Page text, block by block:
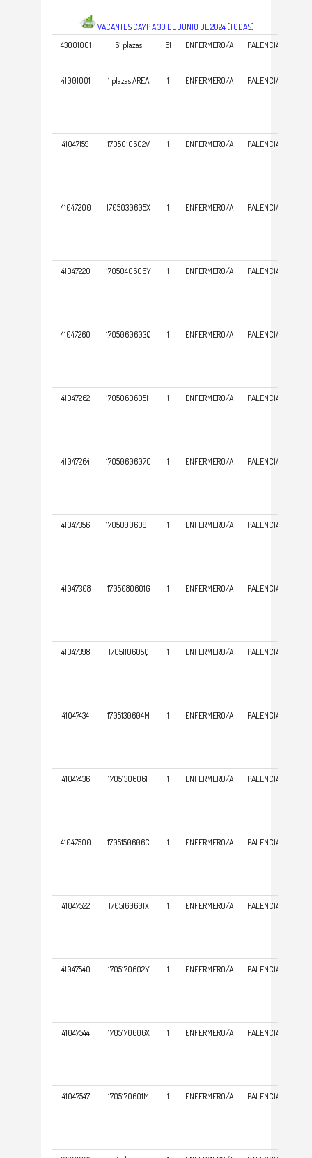
VACANTES CAYP A 30 DE JUNIO DE 2024 (TODAS)
43001001
61 plazas 61 ENFERMERO/A PALENCIA
41001001 1 plazas AREA 1 ENFERMERO/A PALENCIA
41047159 1705010602V 1 ENFERMERO/A PALENCIA
41047200 1705030605X 1 ENFERMERO/A PALENCIA
41047220 1705040606Y 1 ENFERMERO/A PALENCIA
41047260 1705060603Q 1 ENFERMERO/A PALENCIA
41047262 1705060605H 1 ENFERMERO/A PALENCIA
41047264 1705060607C 1 ENFERMERO/A PALENCIA
41047356 1705090609F 1 ENFERMERO/A PALENCIA
41047308 1705080601G 1 ENFERMERO/A PALENCIA
41047398 1705110605Q 1 ENFERMERO/A PALENCIA
41047434 1705130604M 1 ENFERMERO/A PALENCIA
41047436 1705130606F 1 ENFERMERO/A PALENCIA
41047500 1705150606C 1 ENFERMERO/A PALENCIA
41047522 1705160601X 1 ENFERMERO/A PALENCIA
41047540 1705170602Y 1 ENFERMERO/A PALENCIA
41047544 1705170606X 1 ENFERMERO/A PALENCIA
41047547 1705170601M 1 ENFERMERO/A PALENCIA